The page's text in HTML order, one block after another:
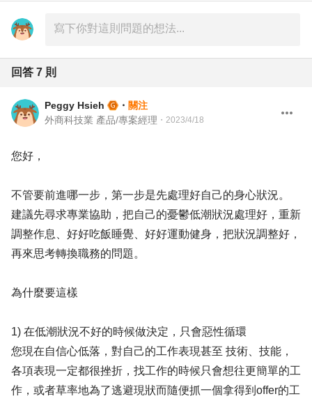
回答 7 則
Peggy Hsieh ・ 關注
外商科技業 產品/專案經理 ・ 2023/4/18
您好，
不管要前進哪一步，第一步是先處理好自己的身心狀況。
建議先尋求專業協助，把自己的憂鬱低潮狀況處理好，重新
調整作息、好好吃飯睡覺、好好運動健身，把狀況調整好，
再來思考轉換職務的問題。
為什麼要這樣
1) 在低潮狀況不好的時候做決定，只會惡性循環
您現在自信心低落，對自己的工作表現甚至 技術、技能，
各項表現一定都很挫折，找工作的時候只會想往更簡單的工
作，或者草率地為了逃避現狀而隨便抓一個拿得到offer的工